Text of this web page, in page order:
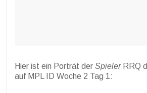
Hier ist ein Porträt der SpielerRRQ
auf MPL ID Woche 2 Tag 1: